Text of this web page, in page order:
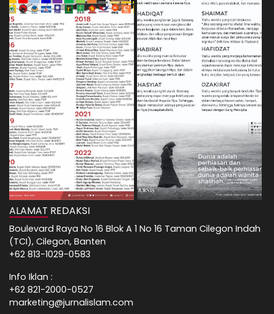
ALAMAT REDAKSI
Boulevard Raya No 16 Blok A 1 No 16 Taman Cilegon Indah
(TCI), Cilegon, Banten
+62 813-1029-0583
Info Iklan :
+62 821-2000-0527
marketing@jurnalislam.com